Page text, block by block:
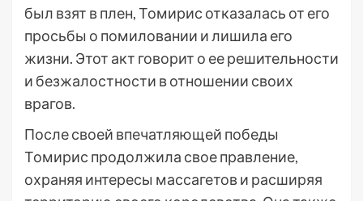
был взят в плен, Томирис отказалась от его
просьбы о помиловании и лишила его
жизни. Этот акт говорит о ее решительности
и безжалостности в отношении своих
врагов.
После своей впечатляющей победы
Томирис продолжила свое правление,
охраняя интересы массагетов и расширяя